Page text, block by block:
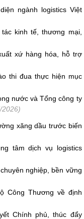
ngành logistics Việt
kinh tế, thương mại,
xứ hàng hóa, hỗ trợ
thi đua thực hiện mục
nước và Tổng công ty
2026)
xăng dầu trước biến
tâm dịch vụ logistics
nghiệp, bền vững
Công Thương về định
Chính phủ, thúc đẩy